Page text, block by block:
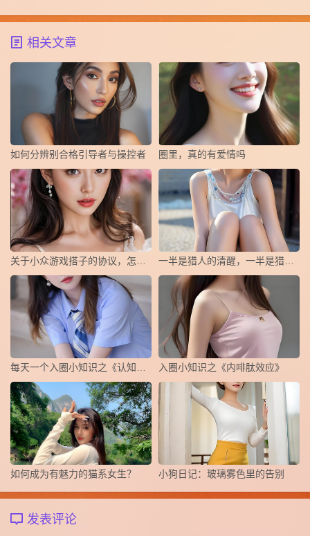
相关文章
如何分辨别合格引导者与操控者 圈里，真的有爱情吗
​入圈小知识之《内啡肽效应》
如何成为有魅力的猫系女生？ 小狗日记：玻璃雾色里的告别
发表评论